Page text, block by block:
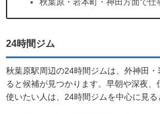
秋葉原・岩本町・神田方面で仕
24時間ジム
秋葉原駅周辺の24時間ジムは、外神田
ると候補が見つかります。早朝や深夜
使いたい人は、24時間ジムを中心に見る